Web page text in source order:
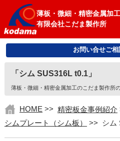
薄板・微細・精密金属加
有限会社こだま製作所
お問い合せご
「シム SUS316L t0.1」
薄板・微細・精密金属加工のこだま製作所
HOME >> 精密板金事例紹介
シムプレート（シム板）
>> シム